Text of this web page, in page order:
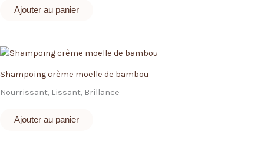
Ajouter au panier
Shampoing crème moelle de bambou
Nourrissant, Lissant, Brillance
Ajouter au panier